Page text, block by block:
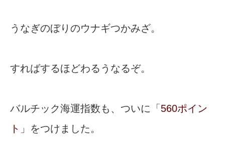
うなぎのぼりのウナギつかみざ。
すればするほどわるうなるぞ。
バルチック海運指数も、ついに「 560ポイン
ト 」をつけました。